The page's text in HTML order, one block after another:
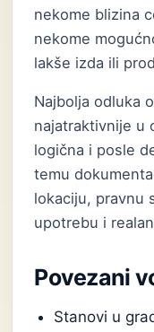
nekome blizina
nekome
lakše izda ili
Najbolja odluka
najatraktivnije u
logična i posle
temu
lokaciju, pravnu
upotrebu i
Povezani
Stanovi u